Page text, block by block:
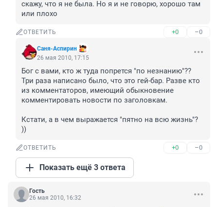
скажу, что я не была. Но я и не говорю, хорошо там
или плохо
ОТВЕТИТЬ +0 –0
Саня-Аспирин
26 мая 2010, 17:15
Бог с вами, кто ж туда попрется "по незнанию"??
Три раза написано было, что это гей-бар. Разве кто
из комментаторов, имеющий обыкновение
комментировать новости по заголовкам.
Кстати, а в чем выражается "пятно на всю жизнь"?
))
ОТВЕТИТЬ +0 –0
Показать ещё 3 ответа
Гость
26 мая 2010, 16:32